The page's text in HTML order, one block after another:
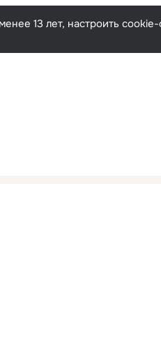
13 лет, настроить